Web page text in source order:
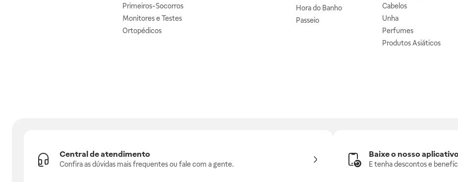
Primeiros-Socorros
Monitores e Testes
Ortopédicos
Hora do Banho
Passeio
Cabelos
Unha
Perfumes
Produtos Asiáticos
Central de atendimento
Confira as dúvidas mais frequentes ou fale com a gente.
Baixe o nosso
E tenha descontos e